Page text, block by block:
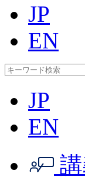
JP
EN
JP
EN